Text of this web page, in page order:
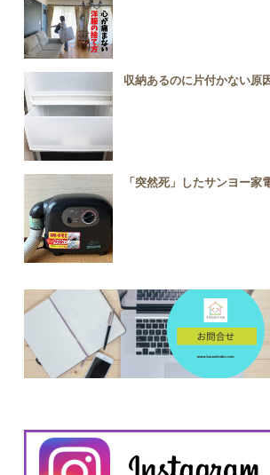
収納あるのに片付かない原
「突然死」したサンヨー家